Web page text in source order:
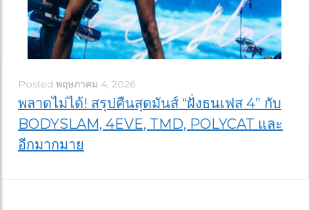
Posted พฤษภาคม 4, 2026
พลาดไม่ได้! สรุปคืนสุดมันส์ “ฝั่งธนเฟส 4” กับ
BODYSLAM, 4EVE, TMD, POLYCAT และ
อีกมากมาย